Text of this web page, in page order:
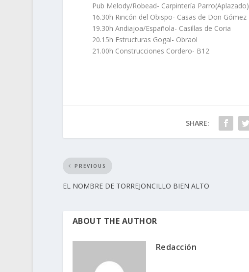
Pub Melody/Robead- Carpintería Parro(Aplazado)
16.30h Rincón del Obispo- Casas de Don Gómez
19.30h Andiajoa/Española- Casillas de Coria
20.15h Estructuras Gogal- Obraol
21.00h Construcciones Cordero- B12
SHARE:
PREVIOUS
EL NOMBRE DE TORREJONCILLO BIEN ALTO
ABOUT THE AUTHOR
Redacción